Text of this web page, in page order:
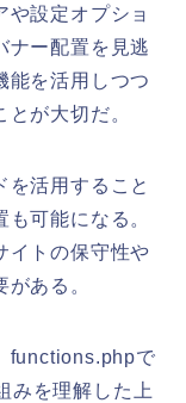
や設定オプショ
ナー配置を見逃
能を活用しつつ
が大切だ。
を活用すること
可能になる。
イトの保守性や
ある。
functions.phpで
みを理解した上